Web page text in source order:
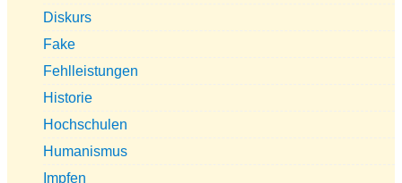
Diskurs
Fake
Fehlleistungen
Historie
Hochschulen
Humanismus
Impfen